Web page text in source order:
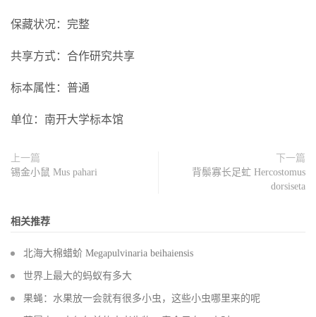
保藏状况：完整
共享方式：合作研究共享
标本属性：普通
单位：南开大学标本馆
上一篇
锡金小鼠 Mus pahari
下一篇
背鬃寡长足虻 Hercostomus
dorsiseta
相关推荐
北海大棉蜡蚧 Megapulvinaria beihaiensis
世界上最大的蚂蚁有多大
果蝇：水果放一会就有很多小虫，这些小虫哪里来的呢